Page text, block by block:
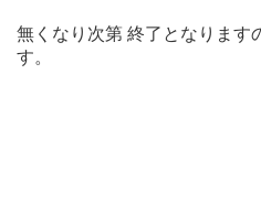
無くなり次第 終了となります
す。